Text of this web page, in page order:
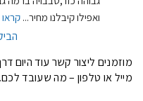
ואפילו קיבלנו מחיר... קראו
מוזמנים ליצור קשר עוד היום
מייל או טלפון – מה שעובד לכם.